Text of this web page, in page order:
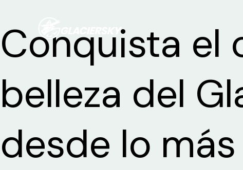
contenido
Conquista el
belleza del
desde lo